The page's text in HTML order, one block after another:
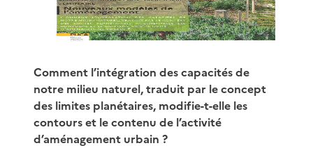
Comment l’intégration des capacités de
notre milieu naturel, traduit par le concept
des limites planétaires, modifie-t-elle les
contours et le contenu de l’activité
d’aménagement urbain ?